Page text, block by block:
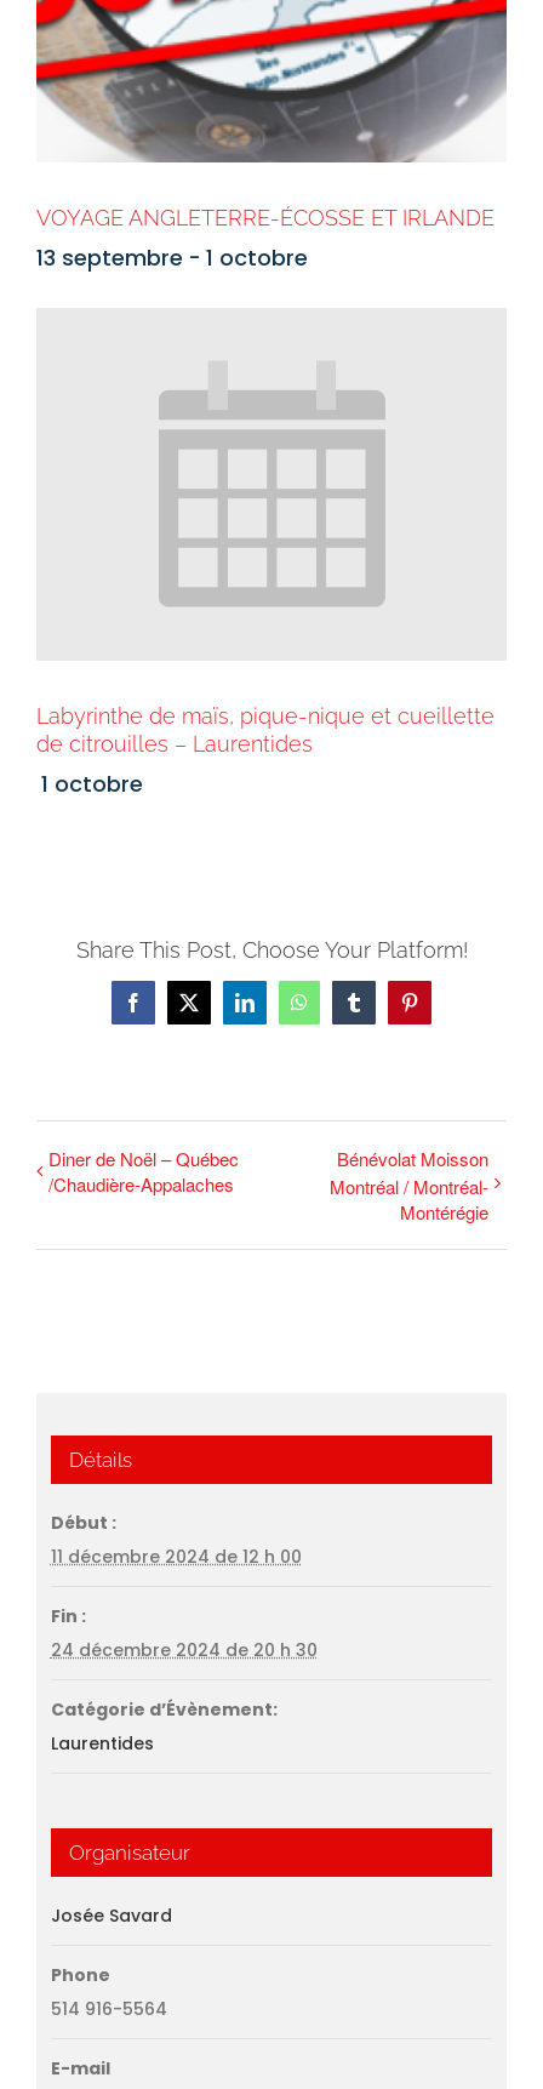
VOYAGE ANGLETERRE-ÉCOSSE ET IRLANDE
13 septembre - 1 octobre
Labyrinthe de maïs, pique-nique et cueillette
de citrouilles – Laurentides
1 octobre
Share This Post, Choose Your Platform!
Facebook
X LinkedInWhatsAppTumblrPinterest
Diner de Noël – Québec
/Chaudière-Appalaches
Bénévolat Moisson
Montréal / Montréal-
Montérégie
Détails
Début :
11 décembre 2024 de 12 h 00
Fin :
24 décembre 2024 de 20 h 30
Catégorie d’Évènement:
Laurentides
Organisateur
Josée Savard
Phone
514 916-5564
E-mail